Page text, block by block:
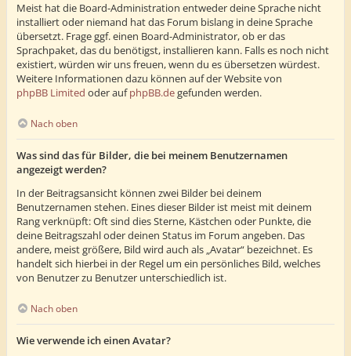
Meist hat die Board-Administration entweder deine Sprache nicht
installiert oder niemand hat das Forum bislang in deine Sprache
übersetzt. Frage ggf. einen Board-Administrator, ob er das
Sprachpaket, das du benötigst, installieren kann. Falls es noch nicht
existiert, würden wir uns freuen, wenn du es übersetzen würdest.
Weitere Informationen dazu können auf der Website von
phpBB Limited oder aufphpBB.degefunden werden.
Nach oben
Was sind das für Bilder, die bei meinem Benutzernamen
angezeigt werden?
In der Beitragsansicht können zwei Bilder bei deinem
Benutzernamen stehen. Eines dieser Bilder ist meist mit deinem
Rang verknüpft: Oft sind dies Sterne, Kästchen oder Punkte, die
deine Beitragszahl oder deinen Status im Forum angeben. Das
andere, meist größere, Bild wird auch als „Avatar“ bezeichnet. Es
handelt sich hierbei in der Regel um ein persönliches Bild, welches
von Benutzer zu Benutzer unterschiedlich ist.
Nach oben
Wie verwende ich einen Avatar?